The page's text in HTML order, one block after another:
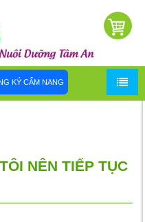
KÝ CẨM NANG
NÊN TIẾP TỤC